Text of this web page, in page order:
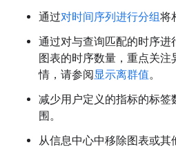
通过对时间序列进行分组将
通过对与查询匹配的时序
图表的时序数量，重点关
情，请参阅显示离群值。
减少用户定义的指标的标
围。
从信息中心中移除图表或其